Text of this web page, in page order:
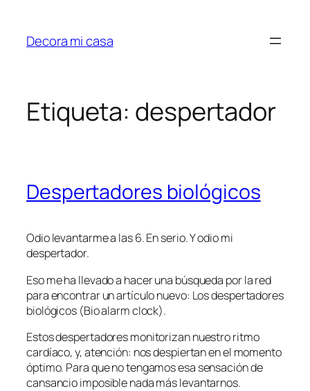
contenido
Decora mi casa
Etiqueta: despertador
Despertadores biológicos
Odio levantarme a las 6. En serio. Y odio mi
despertador.
Eso me ha llevado a hacer una búsqueda por la red
para encontrar un artículo nuevo: Los despertadores
biológicos (Bio alarm clock).
Estos despertadores monitorizan nuestro ritmo
cardíaco, y, atención: nos despiertan en el momento
óptimo. Para que no tengamos esa sensación de
cansancio imposible nada más levantarnos.